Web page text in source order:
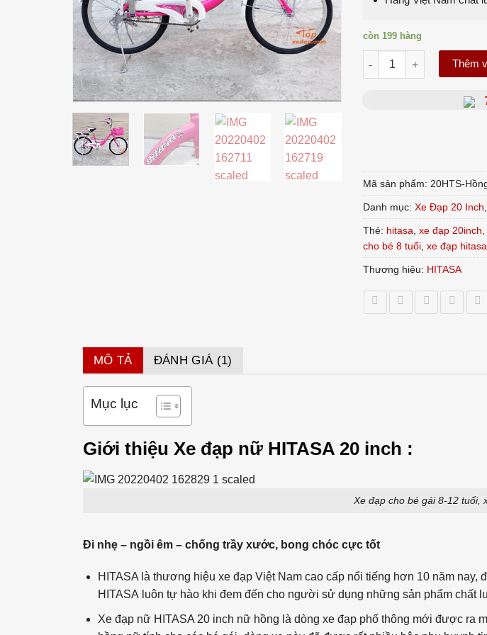
còn 199 hàng
Xe đạp nữ HITASA màu
Thêm
Mã sản phẩm: 20HTS-
Danh mục: Xe Đạp 20 Inch
Thẻ: hitasa xe đạp 20inch
cho bé 8 tuổi, xe đạp hitasa
Thương hiệu: HITASA
MÔ TẢ ĐÁNH GIÁ (1)
Mục lục
Giới thiệu Xe đạp nữ HITASA 20 inch :
Xe đạp cho bé gái 8-12 tuổi,
Đi nhẹ – ngồi êm – chống trầy xước, bong chóc cực tốt
HITASA là thương hiệu xe đạp Việt Nam cao cấp nổi tiếng hơn 10 năm
HITASA luôn tự hào khi đem đến cho người sử dụng những sản phẩm chất
Xe đạp nữ HITASA 20 inch nữ hồng là dòng xe đạp phố thông mới được ra